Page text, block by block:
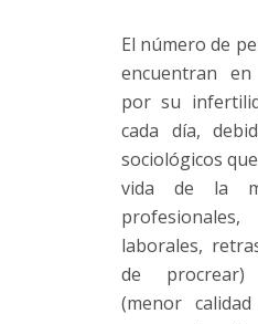
El número de
encuentran
por su
cada día,
sociológicos
vida de la
laborales,
de
(menor